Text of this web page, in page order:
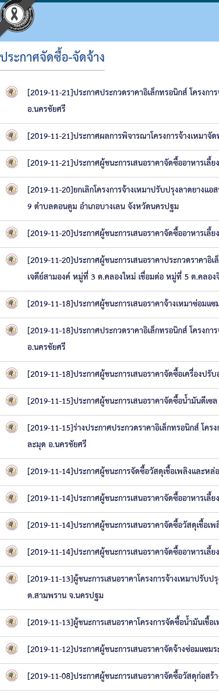
ข้อมูลพื้นฐาน
วิสัยทัศน์
อำนาจหน้าที่
โครงสร้างผู้บริหาร
โครงสร้างฝ่ายการเมือง
โครงสร้างส่วนราชการ
โครงสร้างโรงพยาบาลส่งเสริมสุขภาพตำบลใน
โครงสร้างการบริหารงาน
แผนพัฒนาท้องถิ่น
แผนดำเนินงาน
ผลการดำเนินงาน
รายงานติดตามผลการดำเนินการประจำปี รอบ
รายงานติดตามผลการดำเนินการประจำปี
เงินสะสม
ความก้าวหน้าในการดำเนินงานตามแผนการด
รายงานความก้าวหน้าการจัดซื้อจัดจ้างหรือกา
สรุปผลการจัดซื้อจัดจ้างหรือการจัดหาพัสดุราย
รายงานผลการจัดซื้อจัดจ้างหรือการจัดหาพัสดุ
แผนการบริหารและพัฒนาบุคคล
รายงานผลการบริหารและพัฒนาทรัพยากรบุค
หลักเกณฑ์การบริหารทรัพยากรบุคคล
ข่าวประชาสัมพันธ์
ประชาสัมพันธ์สภา
มติที่ประชุมสภา
รายงานการประชุมสภา
ประกาศจัดซื้อจัดจ้าง
สรุปผลการจัดซื้อจัดจ้าง
หนังสือราชการ
ข่าวประชาสัมพันธ์เพื่อเสริมสร้างคุณธรรมและ
สถิติข้อมูลการให้บริการประชาชน
แนวทางปฏิบัติเรื่องร้องเรียน
ประกาศเจตนารมณ์ นโยบาย No Gift Policy
แผนปฏิบัติการป้องกันการทุจริต
มาตรการส่งเสริมคุณธรรมและความโปร่งใสภ
รายงานผลการดำเนินการเพื่อส่งเสริมคุณธรร
รายงานผลการดำเนินการป้องกันการทุจริต
ประกาศจัดซื้อ-จัดจ้าง
[2019-11-21]ประกาศประกวดราคาอิเล็กทรอนิกส์ โครง
อ.นครชัยศรี
[2019-11-21]ประกาศผลการพิจารณาโครงการจ้างเหมาจั
[2019-11-21]ประกาศผู้ชนะการเสนอราคาจัดซื้ออาหารเลี้
[2019-11-20]ยกเลิกโครงการจ้างเหมาปรับปรุงลาดยา
9 ตำบลดอนตูม อำเภอบางเลน จังหวัดนครปฐม
[2019-11-20]ประกาศผู้ชนะการเสนอราคาจัดซื้ออาหารเลี้
[2019-11-20]ประกาศผู้ชนะการเสนอราคาประกวดราคา
เจดีย์สามองค์ หมู่ที่ 3 ต.คลองใหม่ เชื่อมต่อ หมู่ที่ 5 ต.คลอ
[2019-11-18]ประกาศผู้ชนะการเสนอราคาจ้างเหมาซ่อมแ
[2019-11-18]ประกาศประกวดราคาอิเล็กทรอนิกส์ โครง
อ.นครชัยศรี
[2019-11-18]ประกาศผู้ชนะการเสนอราคาจัดซื้อเครื่อง
[2019-11-15]ประกาศผู้ชนะการเสนอราคาจัดซื้อน้ำมันดีเซ
[2019-11-15]ร่างประกาศประกวดราคาอิเล็กทรอนิกส์ โ
ละมุด อ.นครชัยศรี
[2019-11-14]ประกาศผู้ชนะการจัดซื้อวัสดุเชื้อเพลิงและห
[2019-11-14]ประกาศผู้ชนะการเสนอราคาจัดซื้ออาหารเลี้
[2019-11-14]ประกาศผู้ชนะการเสนอราคาจัดซื้อวัสดุเชื้อเ
[2019-11-14]ประกาศผู้ชนะการเสนอราคาจัดซื้ออาหารเลี้
[2019-11-13]ผู้ชนะการเสนอราคาโครงการจ้างเหมาปรั
ต.สามพราน จ.นครปฐม
[2019-11-13]ผู้ชนะการเสนอราคาโครงการจัดซื้อน้ำมัน
[2019-11-12]ประกาศผู้ชนะการเสนอราคาจัดจ้างซ่อมแซ
[2019-11-08]ประกาศผู้ชนะการเสนอราคาจัดซื้อวัสดุก่อสร้